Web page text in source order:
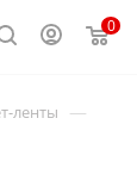
0
ленты —